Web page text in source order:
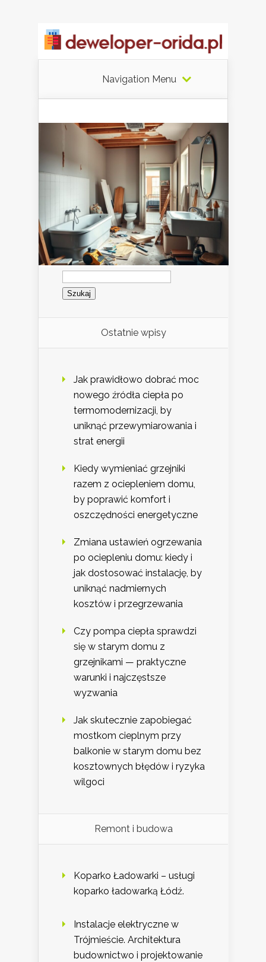
Navigation Menu
Szukaj:
Ostatnie wpisy
Jak prawidłowo dobrać moc
nowego źródła ciepła po
termomodernizacji, by
uniknąć przewymiarowania i
strat energii
Kiedy wymieniać grzejniki
razem z ociepleniem domu,
by poprawić komfort i
oszczędności energetyczne
Zmiana ustawień ogrzewania
po ociepleniu domu: kiedy i
jak dostosować instalację, by
uniknąć nadmiernych
kosztów i przegrzewania
Czy pompa ciepła sprawdzi
się w starym domu z
grzejnikami — praktyczne
warunki i najczęstsze
wyzwania
Jak skutecznie zapobiegać
mostkom cieplnym przy
balkonie w starym domu bez
kosztownych błędów i ryzyka
wilgoci
Remont i budowa
Koparko Ładowarki – usługi
koparko ładowarką Łódź.
Instalacje elektryczne w
Trójmieście. Architektura
budownictwo i projektowanie